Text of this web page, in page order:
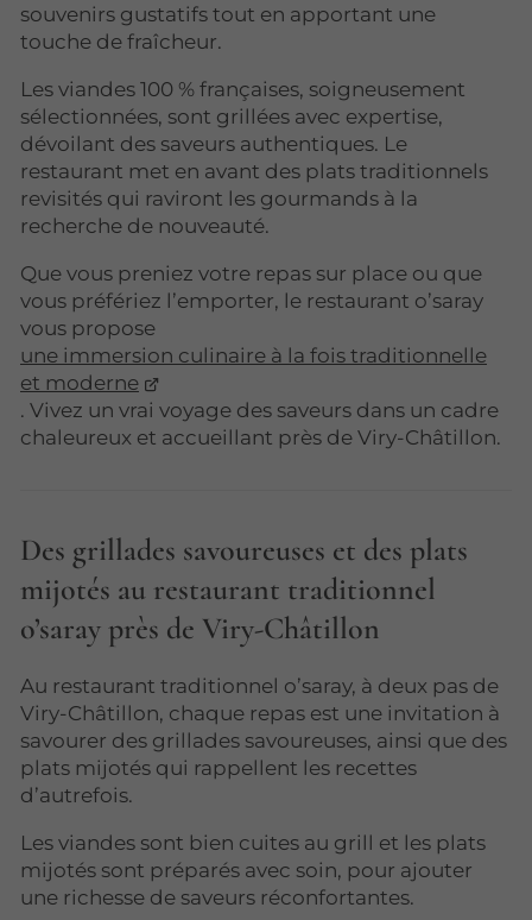
souvenirs gustatifs tout en apportant une
touche de fraîcheur.
Les viandes 100 % françaises, soigneusement
sélectionnées, sont grillées avec expertise,
dévoilant des saveurs authentiques. Le
restaurant met en avant des plats traditionnels
revisités qui raviront les gourmands à la
recherche de nouveauté.
Que vous preniez votre repas sur place ou que
vous préfériez l’emporter, le restaurant o’saray
vous propose
une immersion culinaire à la fois traditionnelle
et moderne
. Vivez un vrai voyage des saveurs dans un cadre
chaleureux et accueillant près de Viry-Châtillon.
Des grillades savoureuses et des plats
mijotés au restaurant traditionnel
o’saray près de Viry-Châtillon
Au restaurant traditionnel o’saray, à deux pas de
Viry-Châtillon, chaque repas est une invitation à
savourer des grillades savoureuses, ainsi que des
plats mijotés qui rappellent les recettes
d’autrefois.
Les viandes sont bien cuites au grill et les plats
mijotés sont préparés avec soin, pour ajouter
une richesse de saveurs réconfortantes.